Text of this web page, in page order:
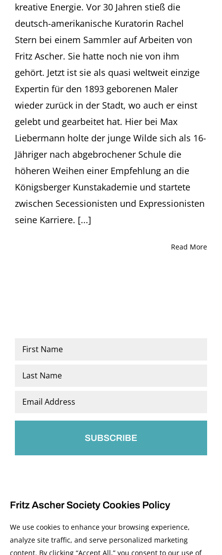
kreative Energie. Vor 30 Jahren stieß die
deutsch-amerikanische Kuratorin Rachel
Stern bei einem Sammler auf Arbeiten von
Fritz Ascher. Sie hatte noch nie von ihm
gehört. Jetzt ist sie als quasi weltweit einzige
Expertin für den 1893 geborenen Maler
wieder zurück in der Stadt, wo auch er einst
gelebt und gearbeitet hat. Hier bei Max
Liebermann holte der junge Wilde sich als 16-
Jähriger nach abgebrochener Schule die
höheren Weihen einer Empfehlung an die
Königsberger Kunstakademie und startete
zwischen Secessionisten und Expressionisten
seine Karriere. [...]
Read More
Name
Email
Fritz Ascher Society Cookies Policy
We use cookies to enhance your browsing experience,
analyze site traffic, and serve personalized marketing
content. By clicking “Accept All,” you consent to our use of